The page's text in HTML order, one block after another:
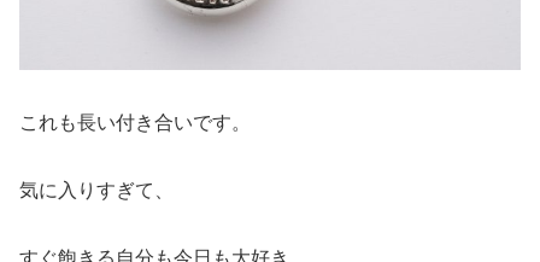
これも長い付き合いです。
気に入りすぎて、
すぐ飽きる自分も今日も大好き。